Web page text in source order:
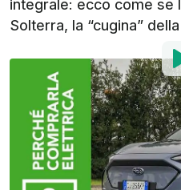
integrale: ecco come se
Solterra, la “cugina”
Di: Alberto Carmone
4 Mar 2023alle08:00